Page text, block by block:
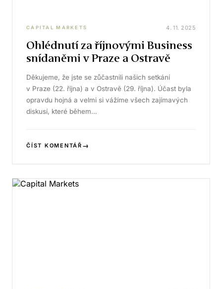
CAPITAL MARKETS 4. 11. 2025
Ohlédnutí za říjnovými Business
snídaněmi v Praze a Ostravě
Děkujeme, že jste se zůčastnili našich setkání
v Praze (22. října) a v Ostravě (29. října). Účast byla
opravdu hojná a velmi si vážíme všech zajímavých
diskusí, které během…
ČÍST KOMENTÁŘ →